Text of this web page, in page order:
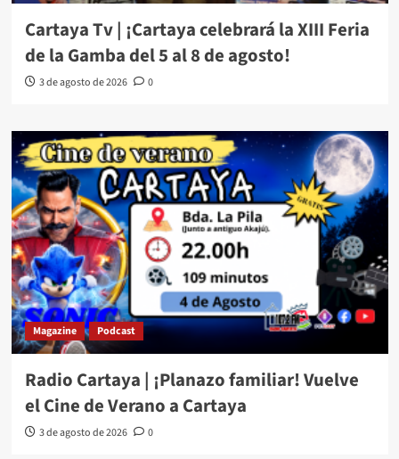
Cartaya Tv | ¡Cartaya celebrará la XIII Feria
de la Gamba del 5 al 8 de agosto!
3 de agosto de 2026 0
Magazine Podcast
Radio Cartaya | ¡Planazo familiar! Vuelve
el Cine de Verano a Cartaya
3 de agosto de 2026 0